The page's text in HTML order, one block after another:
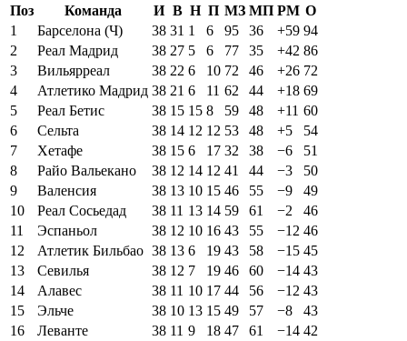
Поз
Команда И В Н П МЗ МП РМ О
1
Барселона (Ч) 38 31 1 6 95 36 +59 94
2
Реал Мадрид 38 27 5 6 77 35 +42 86
3
Вильярреал 38 22 6 10 72 46 +26 72
4
Атлетико Мадрид 38 21 6 11 62 44 +18 69
5
Реал Бетис 38 15 15 8 59 48 +11 60
6
Сельта 38 14 12 12 53 48 +5
54
7
Хетафе 38 15 6 17 32 38 −6
51
8
Райо Вальекано 38 12 14 12 41 44 −3
50
9
Валенсия 38 13 10 15 46 55 −9
49
10
Реал Сосьедад 38 11 13 14 59 61 −2
46
11
Эспаньол 38 12 10 16 43 55 −12 46
12
Атлетик Бильбао 38 13 6 19 43 58 −15 45
13
Севилья 38 12 7 19 46 60 −14 43
14
Алавес 38 11 10 17 44 56 −12 43
15
Эльче 38 10 13 15 49 57 −8
43
16
Леванте 38 11 9 18 47 61 −14 42